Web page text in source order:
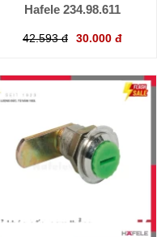
Hafele 234.98.611
42.593 đ 30.000 đ